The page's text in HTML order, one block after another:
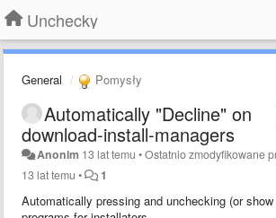
Unchecky
General Pomysły
Automatically "Decline" on
download-install-managers
Anonim 13 lat temu •Ostatnio zmodyfikowane
13 lat temu • 1
Automatically pressing and unchecking (or